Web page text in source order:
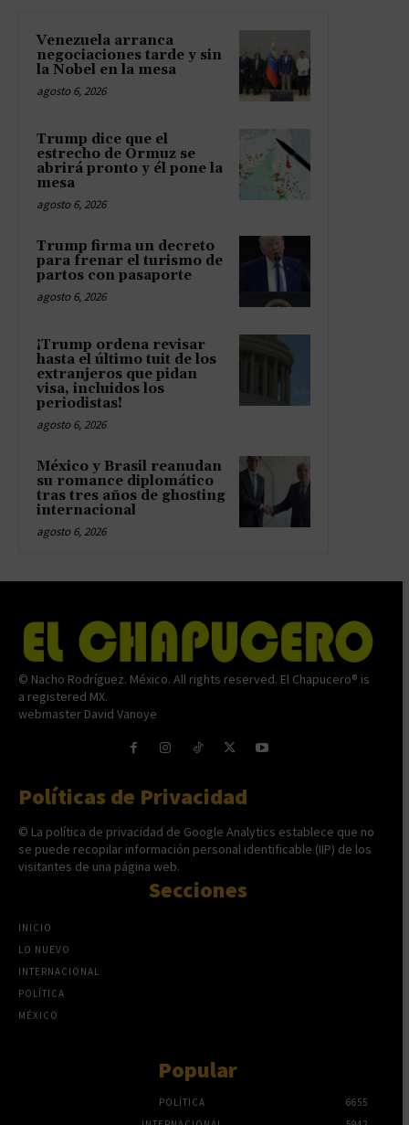
Venezuela arranca
negociaciones tarde y sin
la Nobel en la mesa
agosto 6, 2026
Trump dice que el
estrecho de Ormuz se
abrirá pronto y él pone la
mesa
agosto 6, 2026
Trump firma un decreto
para frenar el turismo de
partos con pasaporte
agosto 6, 2026
¡Trump ordena revisar
hasta el último tuit de los
extranjeros que pidan
visa, incluidos los
periodistas!
agosto 6, 2026
México y Brasil reanudan
su romance diplomático
tras tres años de ghosting
internacional
agosto 6, 2026
© Nacho Rodríguez. México. All rights reserved. El Chapucero® is
a registered MX.
webmaster David Vanoye
Políticas de Privacidad
© La política de privacidad de Google Analytics establece que no
se puede recopilar información personal identificable (IIP) de los
visitantes de una página web.
Secciones
INICIO
LO NUEVO
INTERNACIONAL
POLÍTICA
MÉXICO
Popular
POLÍTICA
6655